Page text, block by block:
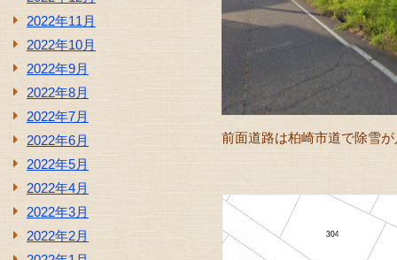
2022年11月
2022年10月
2022年9月
2022年8月
2022年7月
2022年6月
2022年5月
2022年4月
2022年3月
2022年2月
前面道路は柏崎市道で除雪